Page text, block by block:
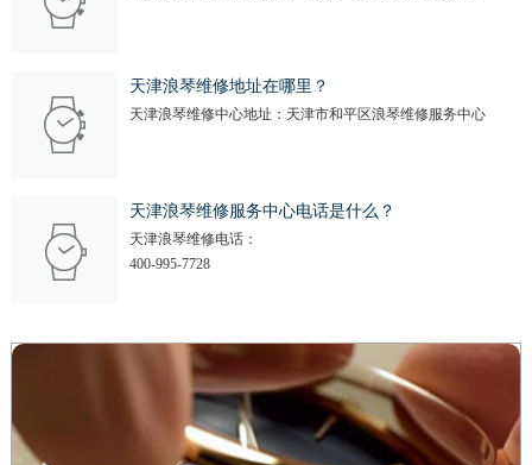
天津浪琴维修地址在哪里？
天津浪琴维修中心地址：天津市和平区浪琴维修服务中心
天津浪琴维修服务中心电话是什么？
天津浪琴维修电话：
400-995-7728